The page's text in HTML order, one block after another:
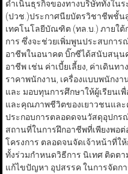
ดำเนินธุรกิจของทางบริษัททั้งใน
(ปวช.)ประกาศนียบัตรวิชาชีพชั้น
เทคโนโลยีบัณฑิต (ทล.บ.) ภายใ
การ ซึ่งจะช่วยเพิ่มพูนประสบกา
อาชีพในอนาคต บิ๊กซีได้สนับสนุน
อาชีพ เช่น ค่าเบี้ยเลี้ยง, ค่าเดินท
ราคาพนักงาน, เครื่องแบบพนักง
และ มอบทุนการศึกษาให้ผู้เรียน
และคุณภาพชีวิตของเยาวชนแล
ประกอบการตลอดดจนวัสดุอุปกร
สถานที่ในการฝึกอาชีพที่เพียงพอ
โครงการ ตลอดจนจัดเจ้าหน้าที่ใ
ทั้งร่วมกำหนดวิธีการ นิเทศ ติดต
แก้ไขปัญหา อุปสรรค ในการจัดก